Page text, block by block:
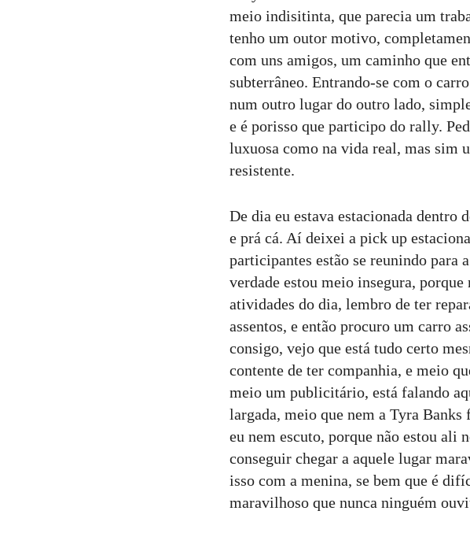
meio indisitinta, que parecia um
tenho um outor motivo,
com uns amigos, um caminho que
subterrâneo. Entrando-se com o
num outro lugar do outro lado,
e é porisso que participo do rally.
luxuosa como na vida real, mas sim
resistente.
De dia eu estava estacionada dentro
e prá cá. Aí deixei a pick up
participantes estão se reunindo para
verdade estou meio insegura,
atividades do dia, lembro de ter
assentos, e então procuro um carro
consigo, vejo que está tudo certo
contente de ter companhia, e meio
meio um publicitário, está falando
largada, meio que nem a Tyra
eu nem escuto, porque não estou ali
conseguir chegar a aquele lugar
isso com a menina, se bem que é
maravilhoso que nunca ninguém